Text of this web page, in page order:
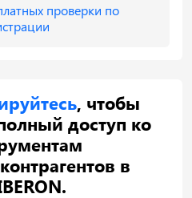
проверки по
, чтобы
доступ ко
в